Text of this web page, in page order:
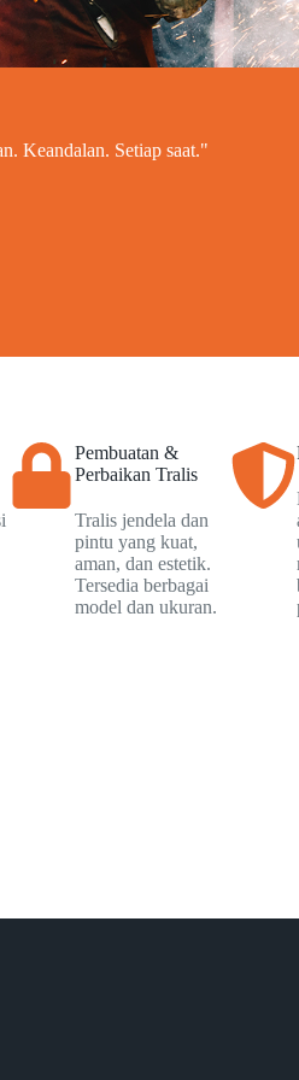
Keandalan. Setiap saat."
Pembuatan &
Perbaikan Tralis
Tralis jendela dan
pintu yang kuat,
aman, dan estetik.
Tersedia berbagai
model dan ukuran.